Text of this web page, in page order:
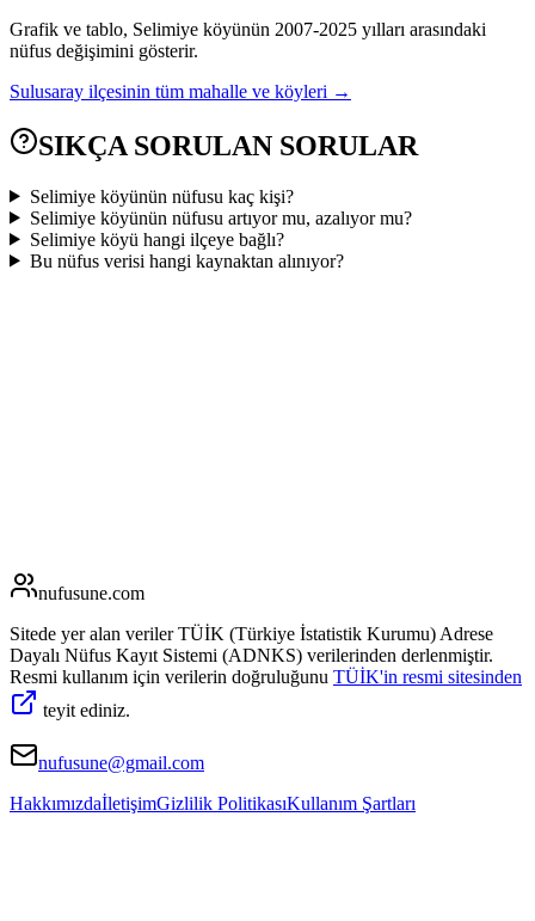
Grafik ve tablo, Selimiye köyünün 2007-2025 yılları arasındaki
nüfus değişimini gösterir.
Sulusaray ilçesinin tüm mahalle ve köyleri →
SIKÇA SORULAN SORULAR
Selimiye köyünün nüfusu kaç kişi?
Selimiye köyünün nüfusu artıyor mu, azalıyor mu?
Selimiye köyü hangi ilçeye bağlı?
Bu nüfus verisi hangi kaynaktan alınıyor?
nufusune.com
Sitede yer alan veriler TÜİK (Türkiye İstatistik Kurumu) Adrese
Dayalı Nüfus Kayıt Sistemi (ADNKS) verilerinden derlenmiştir.
Resmi kullanım için verilerin doğruluğunu TÜİK'in resmi sitesinden
teyit ediniz.
nufusune@gmail.com
HakkımızdaİletişimGizlilik PolitikasıKullanım Şartları